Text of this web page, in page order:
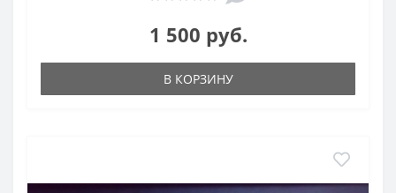
1 500 руб.
В КОРЗИНУ